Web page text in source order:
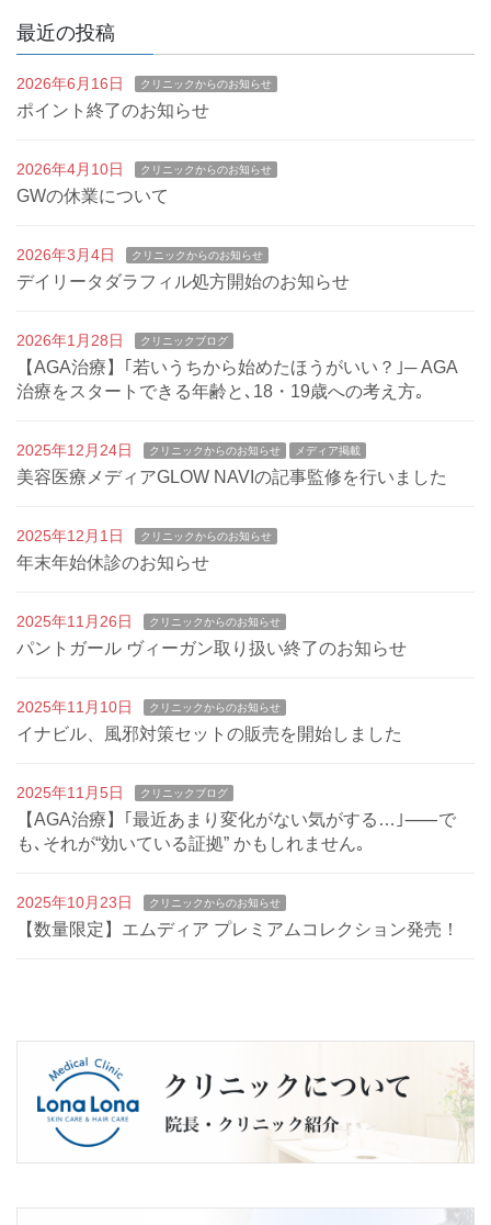
最近の投稿
2026年6月16日 クリニックからのお知らせ
ポイント終了のお知らせ
2026年4月10日 クリニックからのお知らせ
GWの休業について
2026年3月4日 クリニックからのお知らせ
デイリータダラフィル処方開始のお知らせ
2026年1月28日 クリニックブログ
【AGA治療】｢若いうちから始めたほうがいい？｣─ AGA
治療をスタートできる年齢と､18・19歳への考え方｡
2025年12月24日 クリニックからのお知らせ メディア掲載
美容医療メディアGLOW NAVIの記事監修を行いました
2025年12月1日 クリニックからのお知らせ
年末年始休診のお知らせ
2025年11月26日 クリニックからのお知らせ
パントガール ヴィーガン取り扱い終了のお知らせ
2025年11月10日 クリニックからのお知らせ
イナビル、風邪対策セットの販売を開始しました
2025年11月5日 クリニックブログ
【AGA治療】｢最近あまり変化がない気がする…｣⸺で
も､それが“効いている証拠” かもしれません｡
2025年10月23日 クリニックからのお知らせ
【数量限定】エムディア プレミアムコレクション発売！